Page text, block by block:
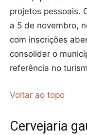
projetos pessoais.
a 5 de novembro,
com inscrições
consolidar o
referência no
Voltar ao topo
Cervejaria